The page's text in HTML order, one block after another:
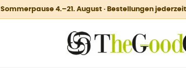
Sommerpause 4.–21. August · Bestellungen